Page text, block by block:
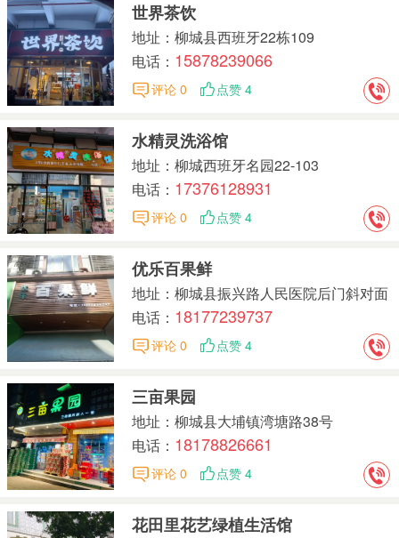
世界茶饮
地址：柳城县西班牙22栋109
电话： 15878239066
评论 0 点赞 4
水精灵洗浴馆
地址：柳城西班牙名园22-103
电话： 17376128931
评论 0 点赞 4
优乐百果鲜
地址：柳城县振兴路人民医院后门斜对面
电话： 18177239737
评论 0 点赞 4
三亩果园
地址：柳城县大埔镇湾塘路38号
电话： 18178826661
评论 0 点赞 4
花田里花艺绿植生活馆